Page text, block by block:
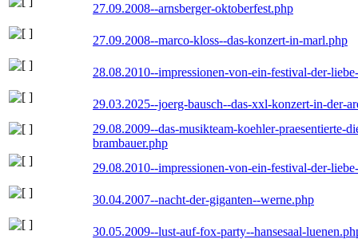
27.09.2008--arnsberger-oktoberfest.php
27.09.2008--marco-kloss--das-konzert-in-marl.php
28.08.2010--impressionen-von-ein-festival-der-
29.03.2025--joerg-bausch--das-xxl-konzert-in-der-
29.08.2009--das-musikteam-koehler-praesentierte-
brambauer.php
29.08.2010--impressionen-von-ein-festival-der-
30.04.2007--nacht-der-giganten--werne.php
30.05.2009--lust-auf-fox-party--hansesaal-